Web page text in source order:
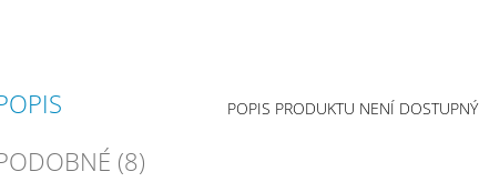
(8)
POPIS PRODUKTU NENÍ DOSTUPNÝ